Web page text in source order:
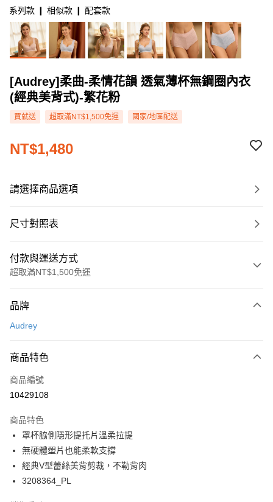
系列款 ❙ 相似款 ❙ 配套款
[Audrey]柔曲-柔情花韻 透氣薄杯無鋼圈內衣
(經典美背式)-繁花粉
買就送 超取滿NT$1,500免運 國家/地區配送
NT$1,480
請選擇商品選項
尺寸對照表
付款與運送方式
超取滿NT$1,500免運
信用卡一次付款
LINE Pay
Apple Pay
Google Pay
全支付
全盈+PAY
品牌
Audrey
商品特色
商品編號
10429108
商品特色
罩杯脇側隱形提托片溫柔拉提
無硬體塑片也能柔軟支撐
經典V型蕾絲美背剪裁，不勒背肉
3208364_PL